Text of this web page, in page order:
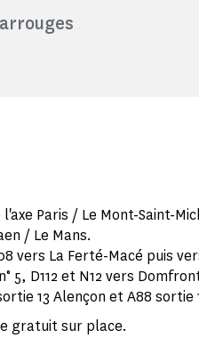
l'axe Paris / Le Mont-Saint-
/ Le Mans.
vers La Ferté-Macé puis
5, D112 et N12 vers
13 Alençon et A88 sortie
gratuit sur place.